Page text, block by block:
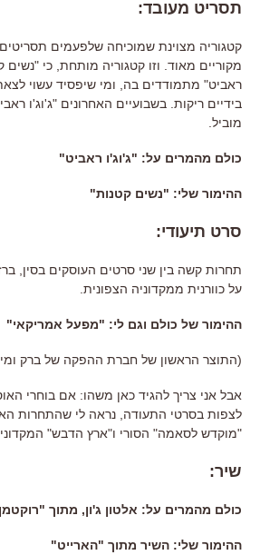
תסריט מעובד:
קטגוריה מצוינת שמוכיחה שלפעמים
מקוריים מאוד וזו קטגוריה מותחת כי "נשים
ראביט" מתמודדים בה
ומי שיפסיד עשוי
בידיים ריקות . בשבועיים האחרונים "ג'וג'ו
מוביל.
כולם מהמרים על: "ג'וג'ו ראביט"
ההימור שלי:
"נשים קטנות"
סרט תיעודי:
תחרות קשה בין שני סרטים העוסקים בסין ,
על כוורנית ממקדוניה הצפונית
ההימור של כולם וגם לי: "מפעל אמריקאי"
(התוצר הראשון של חברת ההפקה של ברק
אבל אני צריך להגיד כאן משהו: אם בוחרי
לצפות בסרטי התעודה, נראה לי שהתחרות
"מוקדש לסאמה" הסורי ו"ארץ הדבש" המקדוני.
שיר:
כולם מהמרים על: אלטון ג'ון, מתוך
ההימור שלי: השיר מתוך "הארייט"